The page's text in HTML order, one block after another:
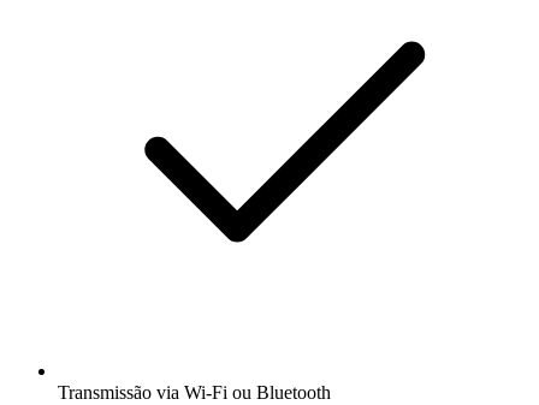
Transmissão via Wi-Fi ou Bluetooth